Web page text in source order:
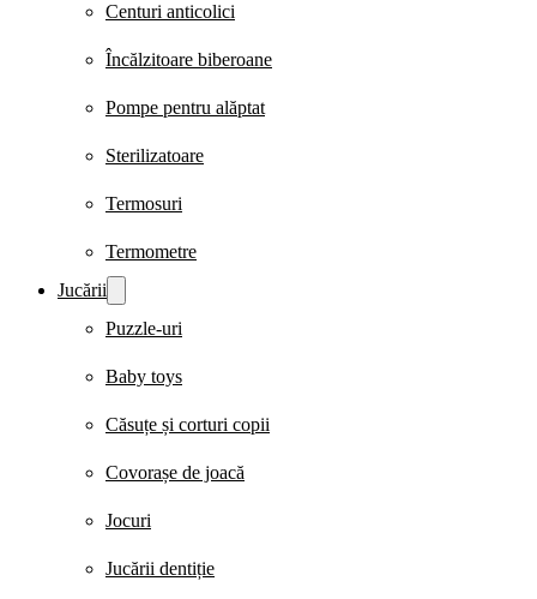
Centuri anticolici
Încălzitoare biberoane
Pompe pentru alăptat
Sterilizatoare
Termosuri
Termometre
Jucării
Puzzle-uri
Baby toys
Căsuțe și corturi copii
Covorașe de joacă
Jocuri
Jucării dentiție